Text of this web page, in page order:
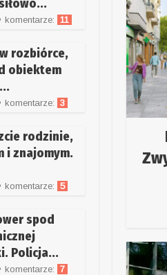
komentarze: 11
rozbiórce,
obiektem
komentarze: 3
rodzinie,
i znajomym.
komentarze: 5
spod
Policja...
komentarze: 7